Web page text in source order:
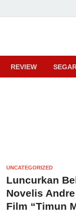
REVIEW
UNCATEGORIZED
Luncurkan
Novelis
Film “Timun